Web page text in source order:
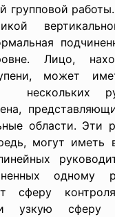
групповой
Лицо,
может
нескольких
области. Эти
могут иметь
одному
сферу
узкую сферу